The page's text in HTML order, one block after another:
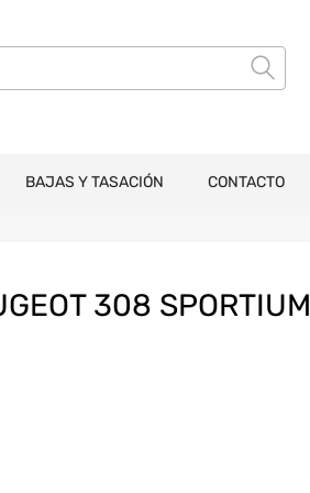
BAJAS Y TASACIÓN CONTACTO
308 SPORTIUM